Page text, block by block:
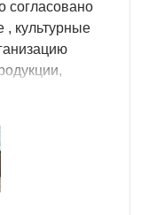
согласовано
, культурные